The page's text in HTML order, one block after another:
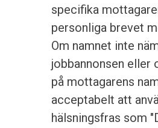
specifika
personliga brevet
Om namnet inte
jobbannonsen eller
på mottagarens
acceptabelt att
hälsningsfras som